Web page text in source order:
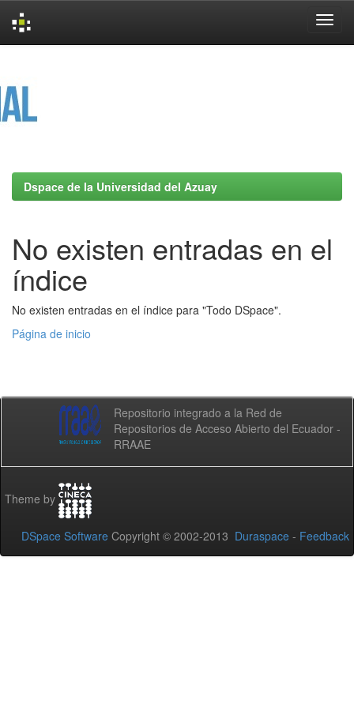
Dspace de la Universidad del Azuay
No existen entradas en el
índice
No existen entradas en el índice para "Todo DSpace".
Página de inicio
Repositorio integrado a la Red de
Repositorios de Acceso Abierto del Ecuador -
RRAAE
Theme by
DSpace Software Copyright © 2002-2013 Duraspace - Feedback